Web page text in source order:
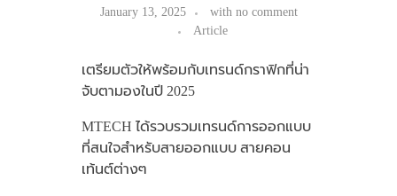
January 13, 2025 with no comment
Article
เตรียมตัวให้พร้อมกับเทรนด์กราฟิกที่น่า
จับตามองในปี 2025
MTECH ได้รวบรวมเทรนด์การออกแบบ
ที่สนใจสำหรับสายออกแบบ สายคอน
เท้นต์ต่างๆ